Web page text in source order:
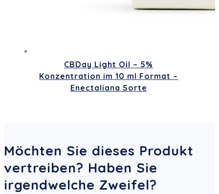
CBDay Light Oil – 5%
Konzentration im 10 ml Format –
Enectaliana Sorte
Möchten Sie dieses Produkt
vertreiben? Haben Sie
irgendwelche Zweifel?